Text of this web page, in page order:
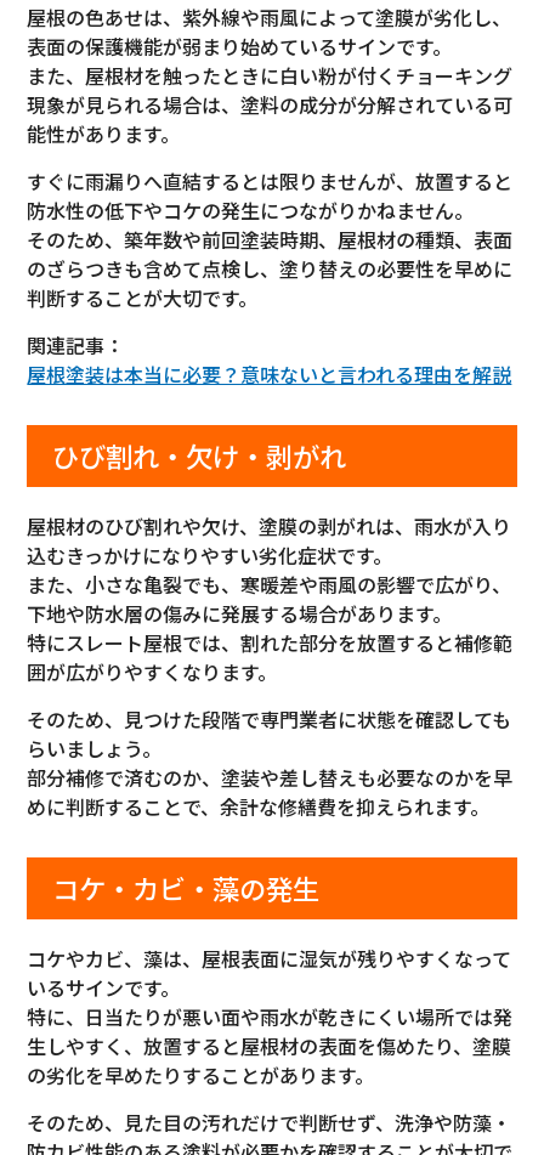
屋根の色あせは、紫外線や雨風によって塗膜が劣化し、
表面の保護機能が弱まり始めているサインです。
また、屋根材を触ったときに白い粉が付くチョーキング
現象が見られる場合は、塗料の成分が分解されている可
能性があります。
すぐに雨漏りへ直結するとは限りませんが、放置すると
防水性の低下やコケの発生につながりかねません。
そのため、築年数や前回塗装時期、屋根材の種類、表面
のざらつきも含めて点検し、塗り替えの必要性を早めに
判断することが大切です。
関連記事：
屋根塗装は本当に必要？意味ないと言われる理由を解説
ひび割れ・欠け・剥がれ
屋根材のひび割れや欠け、塗膜の剥がれは、雨水が入り
込むきっかけになりやすい劣化症状です。
また、小さな亀裂でも、寒暖差や雨風の影響で広がり、
下地や防水層の傷みに発展する場合があります。
特にスレート屋根では、割れた部分を放置すると補修範
囲が広がりやすくなります。
そのため、見つけた段階で専門業者に状態を確認しても
らいましょう。
部分補修で済むのか、塗装や差し替えも必要なのかを早
めに判断することで、余計な修繕費を抑えられます。
コケ・カビ・藻の発生
コケやカビ、藻は、屋根表面に湿気が残りやすくなって
いるサインです。
特に、日当たりが悪い面や雨水が乾きにくい場所では発
生しやすく、放置すると屋根材の表面を傷めたり、塗膜
の劣化を早めたりすることがあります。
そのため、見た目の汚れだけで判断せず、洗浄や防藻・